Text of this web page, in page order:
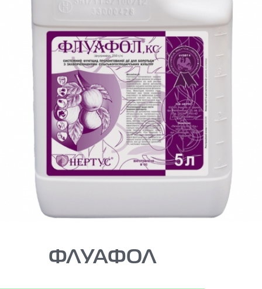
ФЛУАФОЛ